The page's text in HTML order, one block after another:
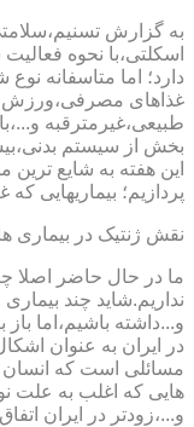
به گزارش
اسکلتی،با نحوه
دارد؛ اما متاسفانه
غذاهای مصرفی،ورزش
طبیعی،غیرمترقبه
بخش از سیستم
این هفته به شایع
پردازیم؛ بیماریهایی
نقش ژنتیک در بیماری
ما در حال حاضر اصلا
نداریم.شاید چند
و...داشته باشیم،اما
در ایران به عنوان
مسائلی است که
هایی که اغلب به علت
و...،زودتر در ایران